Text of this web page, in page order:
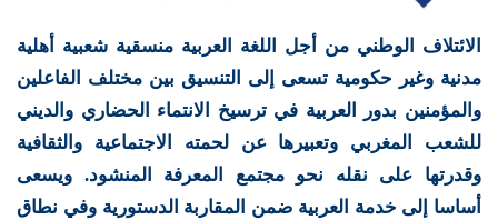
الائتلاف الوطني من أجل اللغة العربية منسقية شعبية أهلية
مدنية وغير حكومية تسعى إلى التنسيق بين مختلف الفاعلين
والمؤمنين بدور العربية في ترسيخ الانتماء الحضاري والديني
للشعب المغربي وتعبيرها عن لحمته الاجتماعية والثقافية
وقدرتها على نقله نحو مجتمع المعرفة المنشود. ويسعى
أساسا إلى خدمة العربية ضمن المقاربة الدستورية وفي نطاق